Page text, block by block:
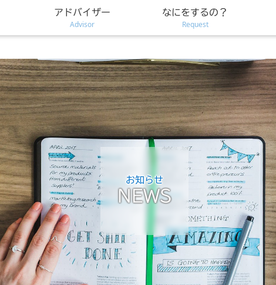
お知らせ
NEWS
アドバイザー
Advisor
なにをするの？
Request